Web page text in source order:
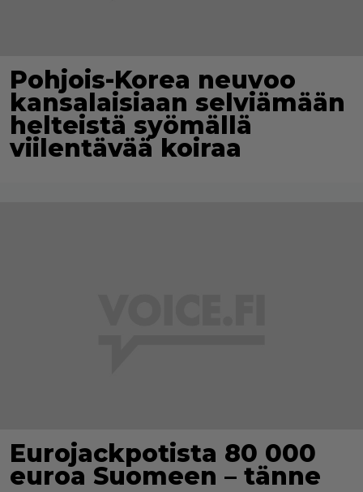
Pohjois-Korea neuvoo
kansalaisiaan selviämään
helteistä syömällä
viilentävää koiraa
Eurojackpotista 80 000
euroa Suomeen – tänne